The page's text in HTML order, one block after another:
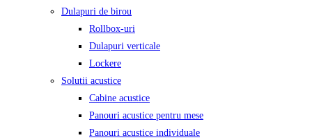
Dulapuri de birou
Rollbox-uri
Dulapuri verticale
Lockere
Solutii acustice
Cabine acustice
Panouri acustice pentru mese
Panouri acustice individuale